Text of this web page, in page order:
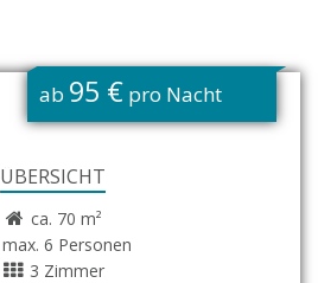
ab 95 € pro Nacht
ÜBERSICHT
ca. 70 m²
max. 6 Personen
3 Zimmer